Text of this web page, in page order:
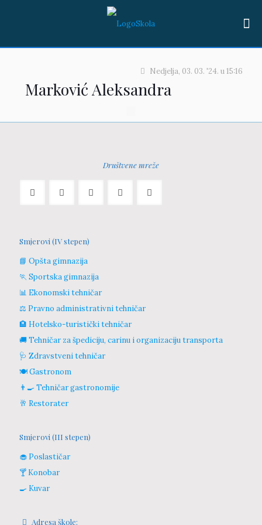
Nedjelja, 03. 03. '24. u15:16
Marković Aleksandra
Društvene mreže
Smjerovi (IV stepen)
📘 Opšta gimnazija
🏃 Sportska gimnazija
📊 Ekonomski tehničar
⚖️ Pravno administrativni tehničar
🏨 Hotelsko-turistički tehničar
🚚 Tehničar za špediciju, carinu i organizaciju transporta
🩺 Zdravstveni tehničar
🍽️ Gastronom
👨‍🍳 Tehničar gastronomije
🥂 Restorater
Smjerovi (III stepen)
🧁 Poslastičar
🍸 Konobar
🍳 Kuvar
Adresa škole: